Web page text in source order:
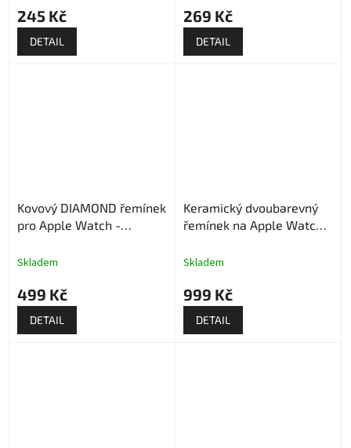
245 Kč
DETAIL
269 Kč
DETAIL
Kovový DIAMOND řemínek
pro Apple Watch -
Skladem
499 Kč
DETAIL
Keramický dvoubarevný
řemínek na Apple Watch -
Skladem
999 Kč
DETAIL